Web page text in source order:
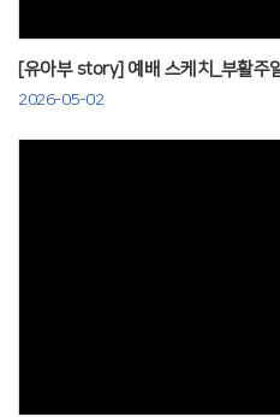
[유아부 story] 예배 스케치_부활주
2026-05-02